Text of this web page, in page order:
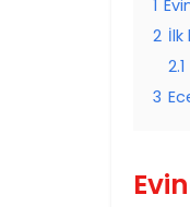
1
2 İlk
2.1
3